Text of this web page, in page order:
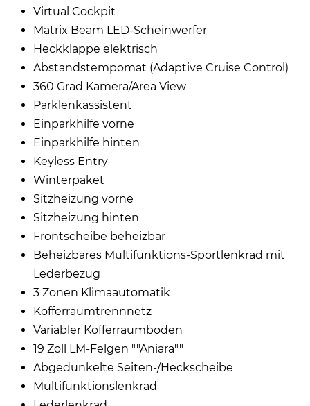
Virtual Cockpit
Matrix Beam LED-Scheinwerfer
Heckklappe elektrisch
Abstandstempomat (Adaptive Cruise Control)
360 Grad Kamera/Area View
Parklenkassistent
Einparkhilfe vorne
Einparkhilfe hinten
Keyless Entry
Winterpaket
Sitzheizung vorne
Sitzheizung hinten
Frontscheibe beheizbar
Beheizbares Multifunktions-Sportlenkrad mit
Lederbezug
3 Zonen Klimaautomatik
Kofferraumtrennnetz
Variabler Kofferraumboden
19 Zoll LM-Felgen ""Aniara""
Abgedunkelte Seiten-/Heckscheibe
Multifunktionslenkrad